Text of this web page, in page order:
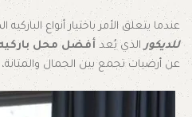
عندما يتعلق الأمر باختيار أنواع
للديكور الذي يُعد أفضل محل
عن أرضيات تجمع بين الجمال